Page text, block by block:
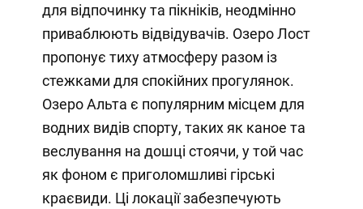
для відпочинку та пікніків, неодмінно
приваблюють відвідувачів. Озеро Лост
пропонує тиху атмосферу разом із
стежками для спокійних прогулянок.
Озеро Альта є популярним місцем для
водних видів спорту, таких як каное та
веслування на дошці стоячи, у той час
як фоном є приголомшливі гірські
краєвиди. Ці локації забезпечують